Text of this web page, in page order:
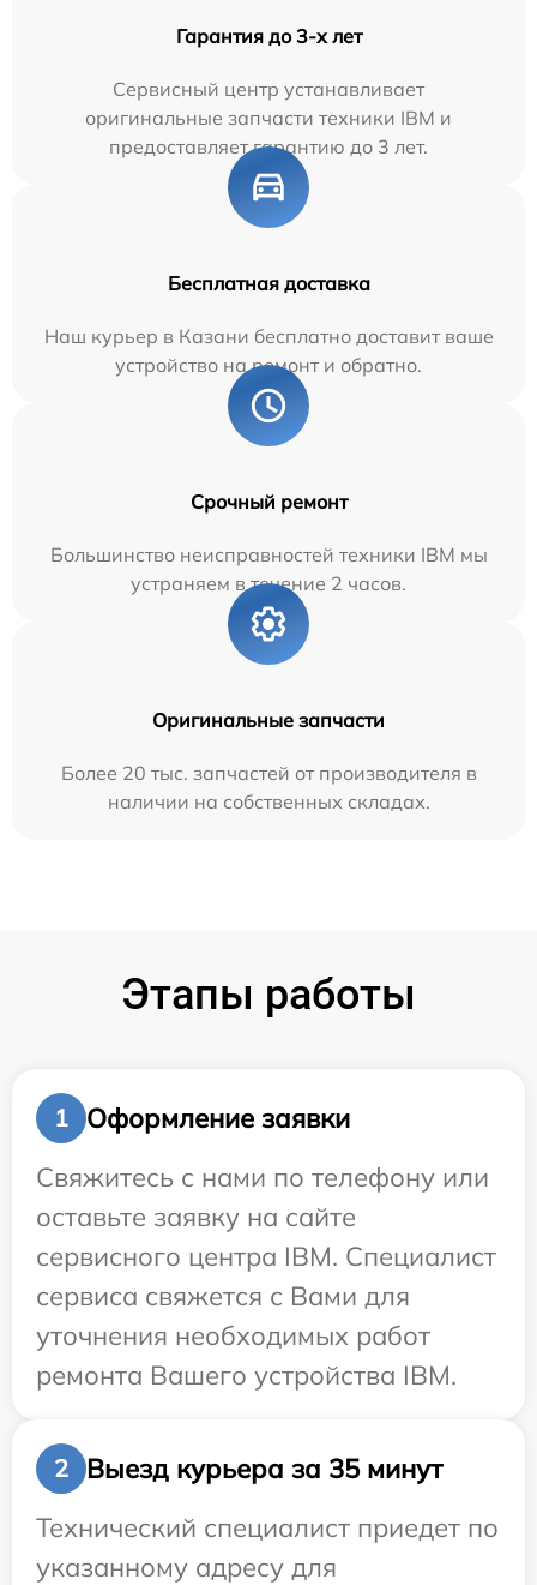
Гарантия до 3-х лет
Сервисный центр устанавливает
оригинальные запчасти техники IBM и
предоставляет гарантию до 3 лет.
Бесплатная доставка
Наш курьер в Казани бесплатно доставит ваше
устройство на ремонт и обратно.
Срочный ремонт
Большинство неисправностей техники IBM мы
устраняем в течение 2 часов.
Оригинальные запчасти
Более 20 тыс. запчастей от производителя в
наличии на собственных складах.
Этапы работы
1
Оформление заявки
Свяжитесь с нами по телефону или
оставьте заявку на сайте
сервисного центра IBM. Специалист
сервиса свяжется с Вами для
уточнения необходимых работ
ремонта Вашего устройства IBM.
2
Выезд курьера за 35 минут
Технический специалист приедет по
указанному адресу для